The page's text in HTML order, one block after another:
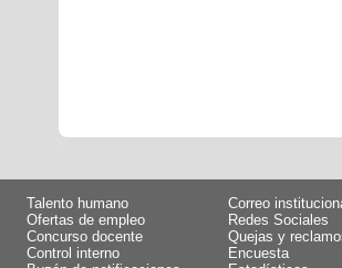
Talento humano
Ofertas de empleo
Concurso docente
Control interno
Correo
Redes Sociales
Quejas y
Encuesta